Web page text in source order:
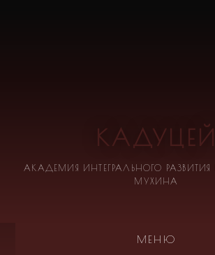
КАДУЦЕЙ
АКАДЕМИЯ ИНТЕГРАЛЬНОГО
МУХИНА
МЕНЮ